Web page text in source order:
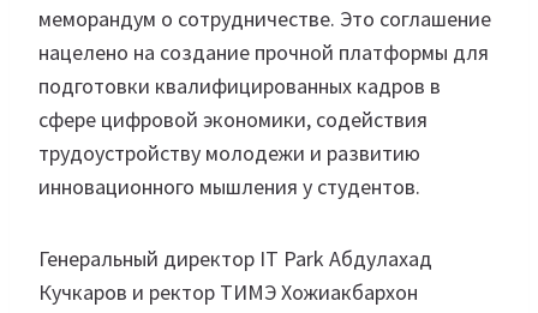
меморандум о сотрудничестве. Это соглашение
нацелено на создание прочной платформы для
подготовки квалифицированных кадров в
сфере цифровой экономики, содействия
трудоустройству молодежи и развитию
инновационного мышления у студентов.
Генеральный директор IT Park Абдулахад
Кучкаров и ректор ТИМЭ Хожиакбархон